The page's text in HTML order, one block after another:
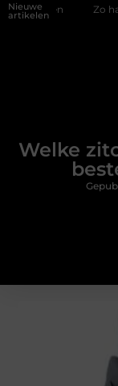
Nieuwe
artikelen
Zo haalt u echt
Welke